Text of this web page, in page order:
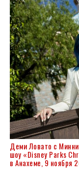
Деми Ловато с
шоу «Disney Parks
в Анахеме, 9 ноября